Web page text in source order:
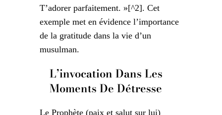
T’adorer parfaitement. »[^2]. Cet
exemple met en évidence l’importance
de la gratitude dans la vie d’un
musulman.
L’invocation Dans Les
Moments De Détresse
Le Prophète (paix et salut sur lui)